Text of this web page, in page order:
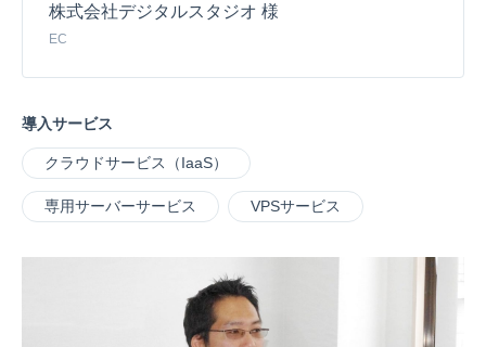
株式会社デジタルスタジオ 様
EC
導入サービス
クラウドサービス（IaaS）
専用サーバーサービス VPSサービス